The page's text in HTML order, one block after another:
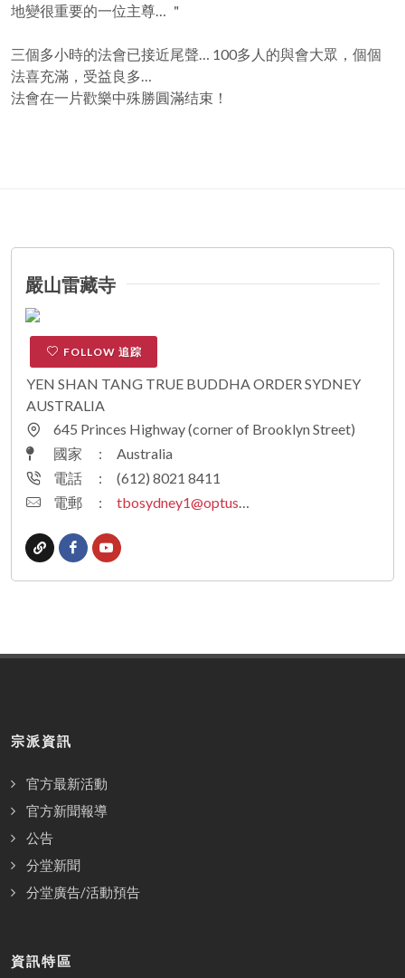
地變很重要的一位主尊… ＂
三個多小時的法會已接近尾聲… 100多人的與會大眾，個個
法喜充滿，受益良多…
法會在一片歡樂中殊勝圓滿结束！
嚴山雷藏寺
FOLLOW 追踪
YEN SHAN TANG TRUE BUDDHA ORDER SYDNEY
AUSTRALIA
645 Princes Highway (corner of Brooklyn Street)
國家
:
Australia
電話
:
(612) 8021 8411
電郵
:
宗派資訊
官方最新活動
官方新聞報導
公告
分堂新聞
分堂廣告/活動預告
資訊特區